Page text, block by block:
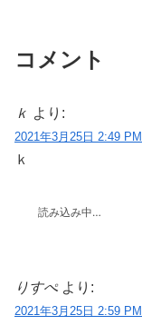
コメント
ｋ より:
2021年3月25日 2:49 PM
ｋ
読み込み中…
りすぺ より:
2021年3月25日 2:59 PM